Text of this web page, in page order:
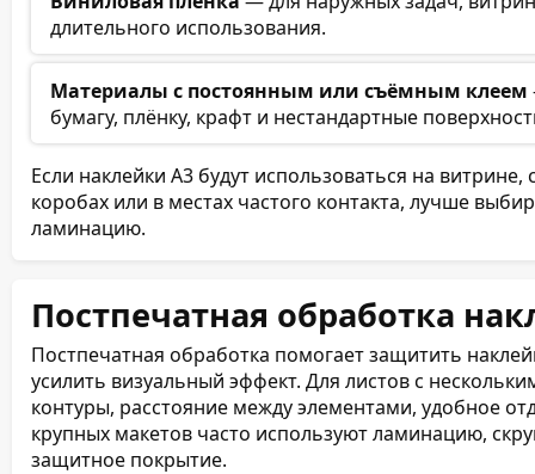
длительного использования.
Материалы с постоянным или съёмным клеем
бумагу, плёнку, крафт и нестандартные
Если наклейки А3 будут использоваться на
коробах или в местах частого контакта, лучше
ламинацию.
Постпечатная обработка
Постпечатная обработка помогает защитить
усилить визуальный эффект. Для листов с
контуры, расстояние между элементами, удобное
крупных макетов часто используют ламинацию,
защитное покрытие.